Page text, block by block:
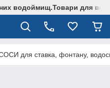
водоймищ.Товари для
для ставка, фонтану,